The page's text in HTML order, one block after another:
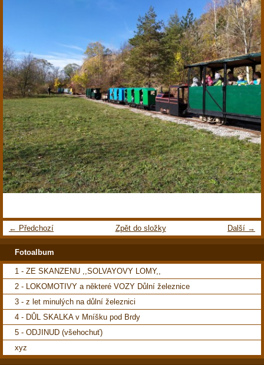
← Předchozí Další →
Zpět do složky
Fotoalbum
1 - ZE SKANZENU ,,SOLVAYOVY LOMY,,
2 - LOKOMOTIVY a některé VOZY Důlní železnice
3 - z let minulých na důlní železnici
4 - DŮL SKALKA v Mníšku pod Brdy
5 - ODJINUD (všehochuť)
xyz